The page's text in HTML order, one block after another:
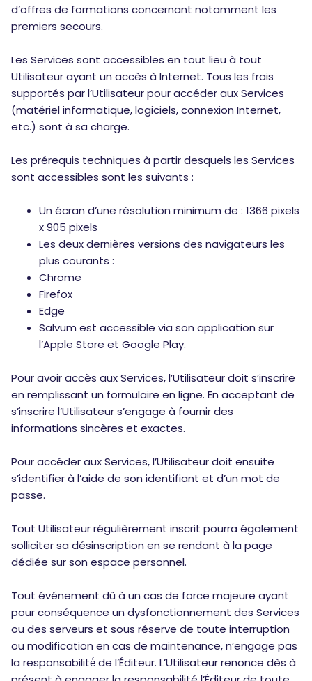
d’offres de formations concernant notamment les
premiers secours.
Les Services sont accessibles en tout lieu à tout
Utilisateur ayant un accès à Internet. Tous les frais
supportés par l’Utilisateur pour accéder aux Services
(matériel informatique, logiciels, connexion Internet,
etc.) sont à sa charge.
Les prérequis techniques à partir desquels les Services
sont accessibles sont les suivants :
Un écran d’une résolution minimum de : 1366 pixels
x 905 pixels
Les deux dernières versions des navigateurs les
plus courants :
Chrome
Firefox
Edge
Salvum est accessible via son application sur
l’Apple Store et Google Play.
Pour avoir accès aux Services, l’Utilisateur doit s’inscrire
en remplissant un formulaire en ligne. En acceptant de
s’inscrire l’Utilisateur s’engage à fournir des
informations sincères et exactes.
Pour accéder aux Services, l’Utilisateur doit ensuite
s’identifier à l’aide de son identifiant et d’un mot de
passe.
Tout Utilisateur régulièrement inscrit pourra également
solliciter sa désinscription en se rendant à la page
dédiée sur son espace personnel.
Tout événement dû à un cas de force majeure ayant
pour conséquence un dysfonctionnement des Services
ou des serveurs et sous réserve de toute interruption
ou modification en cas de maintenance, n’engage pas
la responsabilité́ de l’Éditeur. L’Utilisateur renonce dès à